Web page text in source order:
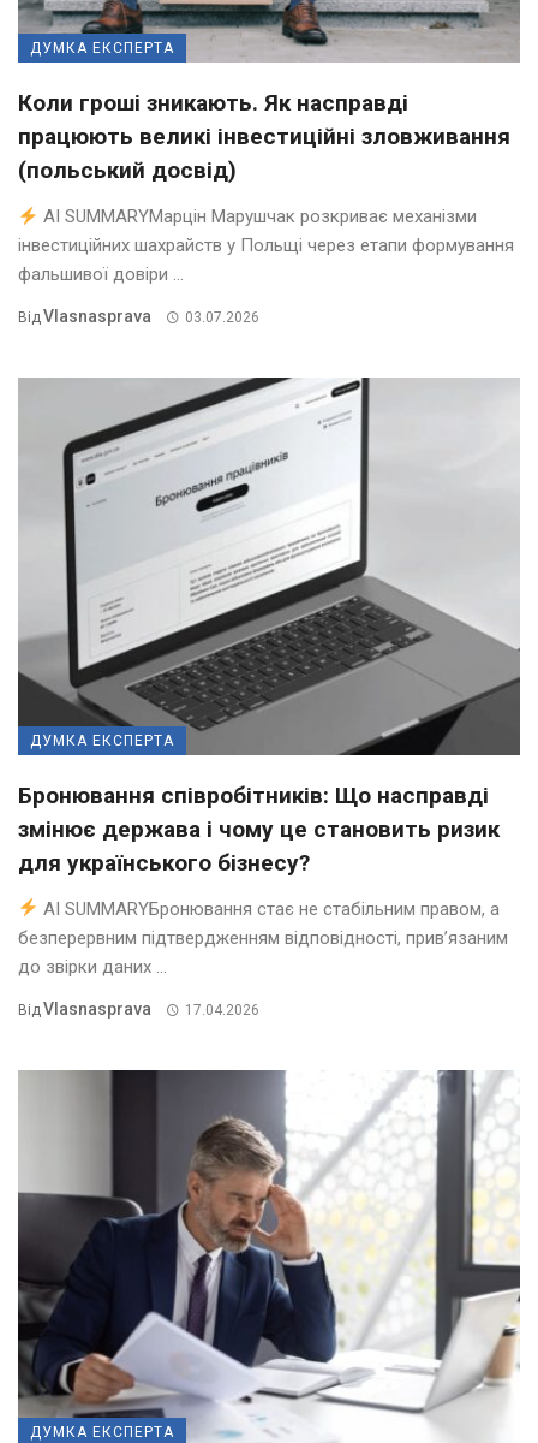
ДУМКА ЕКСПЕРТА
Коли гроші зникають. Як насправді
працюють великі інвестиційні зловживання
(польський досвід)
AI SUMMARYМарцін Марушчак розкриває механізми
інвестиційних шахрайств у Польщі через етапи формування
фальшивої довіри ...
ВідVlasnasprava 03.07.2026
ДУМКА ЕКСПЕРТА
Бронювання співробітників: Що насправді
змінює держава і чому це становить ризик
для українського бізнесу?
AI SUMMARYБронювання стає не стабільним правом, а
безперервним підтвердженням відповідності, прив’язаним
до звірки даних ...
ВідVlasnasprava 17.04.2026
ДУМКА ЕКСПЕРТА